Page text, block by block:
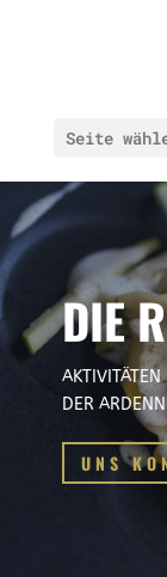
Seite
DIE
AKTIVITÄTEN
DER
UNS